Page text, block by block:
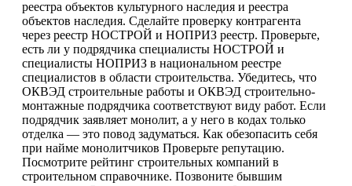
реестра объектов культурного наследия и реестра
объектов наследия. Сделайте проверку контрагента
через реестр НОСТРОЙ и НОПРИЗ реестр. Проверьте,
есть ли у подрядчика специалисты НОСТРОЙ и
специалисты НОПРИЗ в национальном реестре
специалистов в области строительства. Убедитесь, что
ОКВЭД строительные работы и ОКВЭД строительно-
монтажные подрядчика соответствуют виду работ. Если
подрядчик заявляет монолит, а у него в кодах только
отделка — это повод задуматься. Как обезопасить себя
при найме монолитчиков Проверьте репутацию.
Посмотрите рейтинг строительных компаний в
строительном справочнике. Позвоните бывшим